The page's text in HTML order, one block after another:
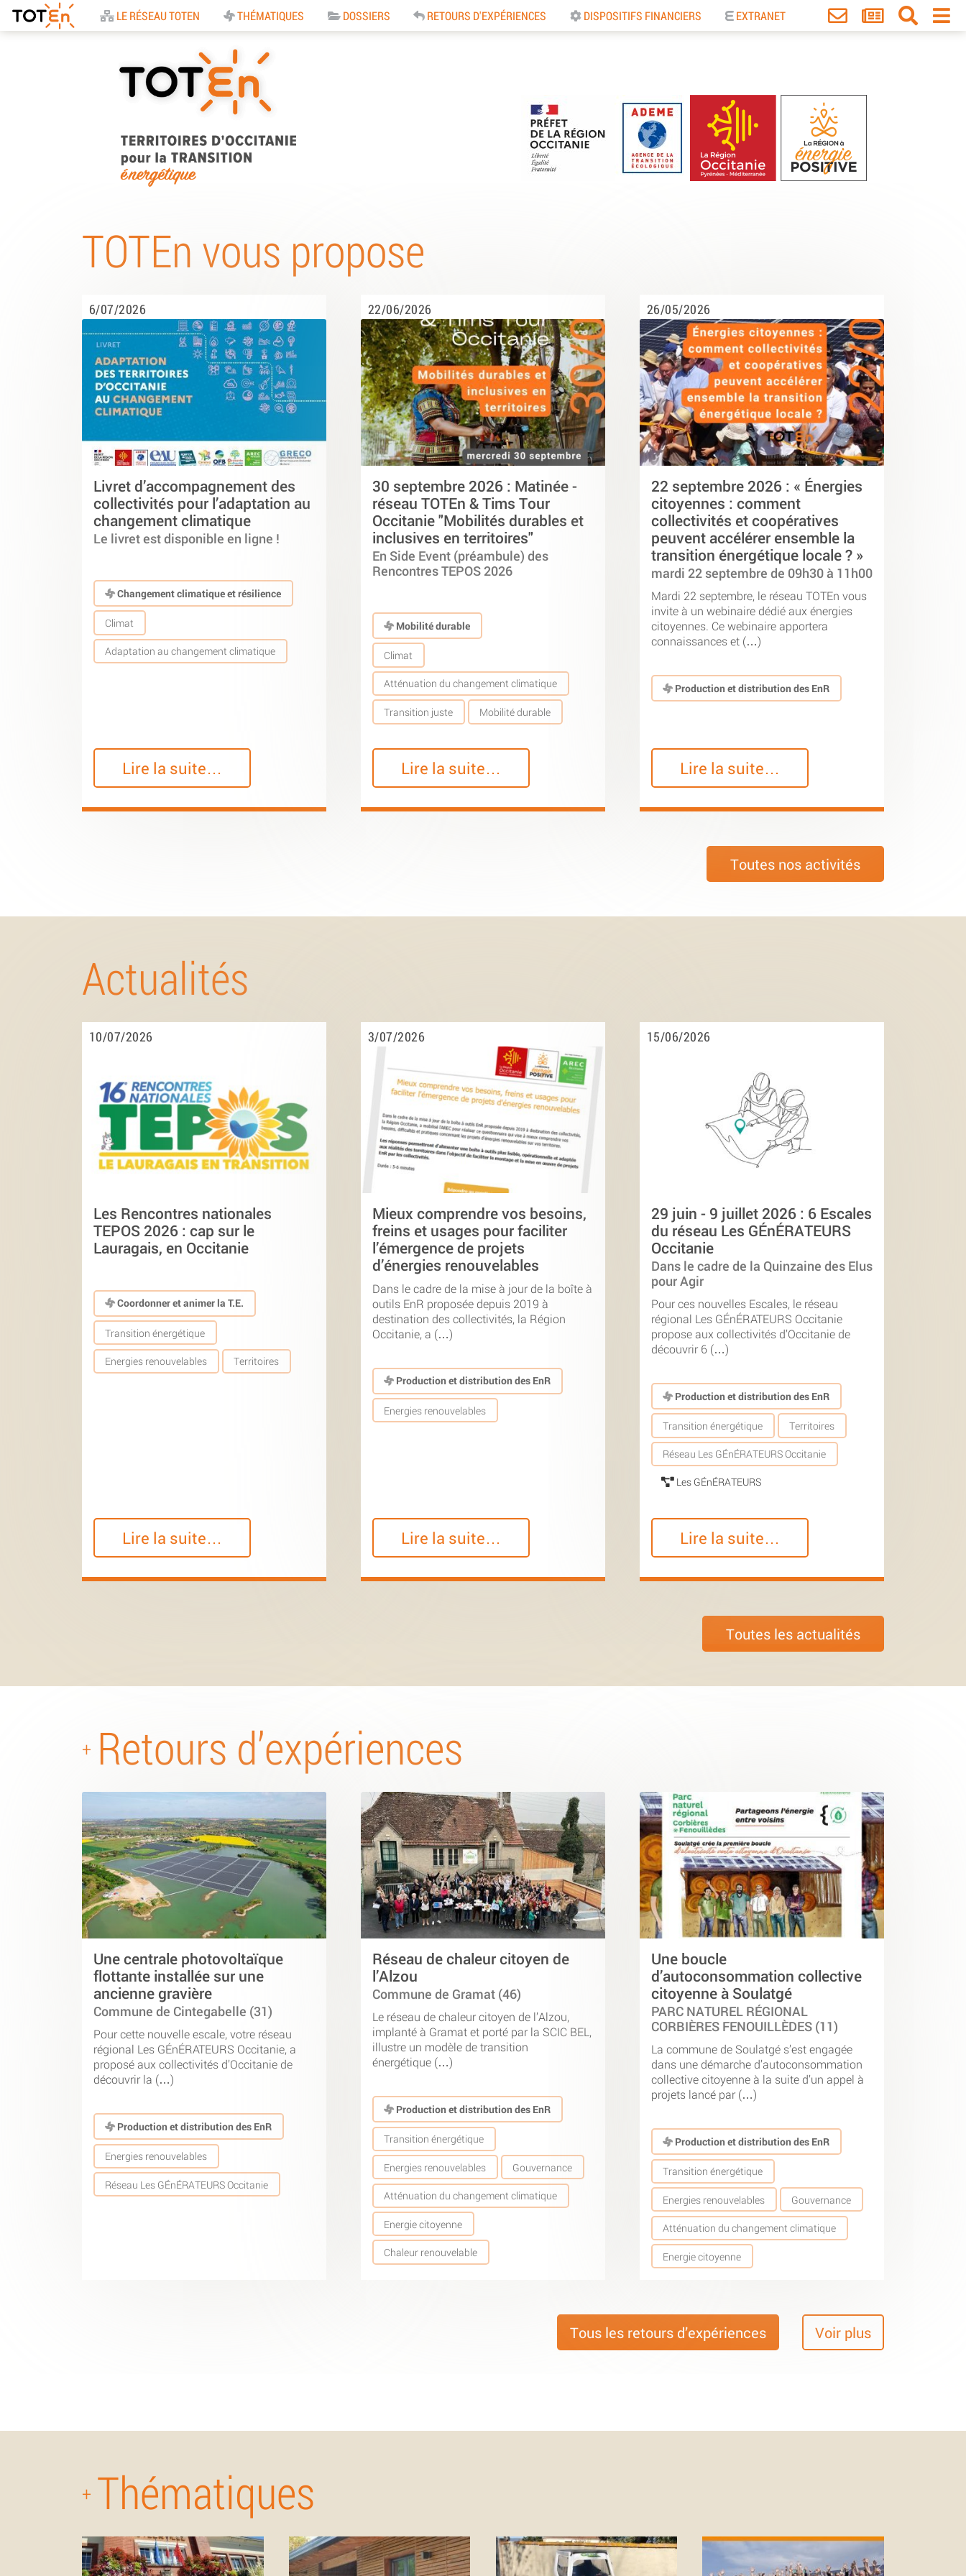
Accueil
LE RÉSEAU TOTEN THÉMATIQUES DOSSIERS RETOURS D'EXPÉRIENCES DISPOSITIFS FINANCIERS EXTRANET
Territoires d’Occitanie
pour la Transition
Energétique
TOTEn vous propose
6/07/2026
Livret d’accompagnement des
collectivités pour l’adaptation au
changement climatique
Le livret est disponible en ligne !
Changement climatique et résilience
Climat
Adaptation au changement climatique
Lire la suite…
22/06/2026
30 septembre 2026 : Matinée -
réseau TOTEn & Tims Tour
Occitanie "Mobilités durables et
inclusives en territoires"
En Side Event (préambule) des
Rencontres TEPOS 2026
Mobilité durable
Climat
Atténuation du changement climatique
Transition juste Mobilité durable
Lire la suite…
26/05/2026
22 septembre 2026 : « Énergies
citoyennes : comment
collectivités et coopératives
peuvent accélérer ensemble la
transition énergétique locale ? »
mardi 22 septembre de 09h30 à 11h00
Mardi 22 septembre, le réseau TOTEn vous
invite à un webinaire dédié aux énergies
citoyennes. Ce webinaire apportera
connaissances et (…)
Production et distribution des EnR
Lire la suite…
Toutes nos activités
Actualités
10/07/2026
Les Rencontres nationales
TEPOS 2026 : cap sur le
Lauragais, en Occitanie
Coordonner et animer la T.E.
Transition énergétique
Energies renouvelables Territoires
Lire la suite…
3/07/2026
Mieux comprendre vos besoins,
freins et usages pour faciliter
l’émergence de projets
d’énergies renouvelables
Dans le cadre de la mise à jour de la boîte à
outils EnR proposée depuis 2019 à
destination des collectivités, la Région
Occitanie, a (…)
Production et distribution des EnR
Energies renouvelables
Lire la suite…
15/06/2026
29 juin - 9 juillet 2026 : 6 Escales
du réseau Les GÉnÉRATEURS
Occitanie
Dans le cadre de la Quinzaine des Elus
pour Agir
Pour ces nouvelles Escales, le réseau
régional Les GÉnÉRATEURS Occitanie
propose aux collectivités d’Occitanie de
découvrir 6 (…)
Production et distribution des EnR
Transition énergétique Territoires
Réseau Les GÉnÉRATEURS Occitanie
Les GÉnÉRATEURS
Lire la suite…
Toutes les actualités
+ Retours d’expériences
Une centrale photovoltaïque
flottante installée sur une
ancienne gravière
Commune de Cintegabelle (31)
Pour cette nouvelle escale, votre réseau
régional Les GÉnÉRATEURS Occitanie, a
proposé aux collectivités d’Occitanie de
découvrir la (…)
Production et distribution des EnR
Energies renouvelables
Réseau Les GÉnÉRATEURS Occitanie
Réseau de chaleur citoyen de
l’Alzou
Commune de Gramat (46)
Le réseau de chaleur citoyen de l’Alzou,
implanté à Gramat et porté par la SCIC BEL,
illustre un modèle de transition
énergétique (…)
Production et distribution des EnR
Transition énergétique
Energies renouvelables Gouvernance
Atténuation du changement climatique
Energie citoyenne
Chaleur renouvelable
Une boucle
d’autoconsommation collective
citoyenne à Soulatgé
PARC NATUREL RÉGIONAL
CORBIÈRES FENOUILLÈDES (11)
La commune de Soulatgé s’est engagée
dans une démarche d’autoconsommation
collective citoyenne à la suite d’un appel à
projets lancé par (…)
Production et distribution des EnR
Transition énergétique
Energies renouvelables Gouvernance
Atténuation du changement climatique
Energie citoyenne
Tous les retours d’expériences Voir plus
+ Thématiques